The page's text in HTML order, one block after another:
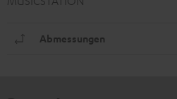
Abmessungen